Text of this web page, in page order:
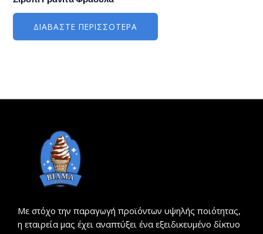
ΔΙΑΒΆΣΤΕ ΠΕΡΙΣΣΌΤΕΡΑ
Με στόχο την παραγωγή προϊόντων υψηλής ποιότητας,
η εταιρεία μας έχει αναπτύξει ένα εξειδικευμένο δίκτυο